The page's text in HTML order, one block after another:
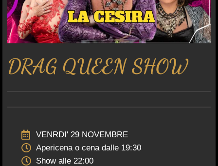
DRAG QUEEN SHOW
VENRDI' 29 NOVEMBRE
Apericena o cena dalle 19:30
Show alle 22:00